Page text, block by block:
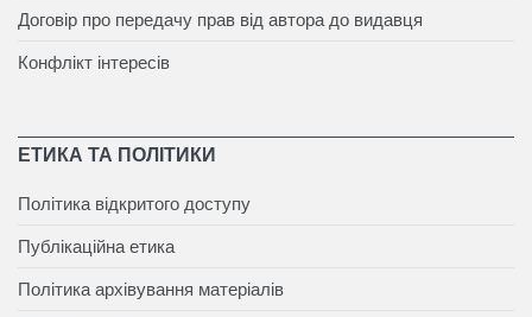
Договір про передачу прав від автора до видавця
Конфлікт інтересів
ЕТИКА ТА ПОЛІТИКИ
Політика відкритого доступу
Публікаційна етика
Політика архівування матеріалів